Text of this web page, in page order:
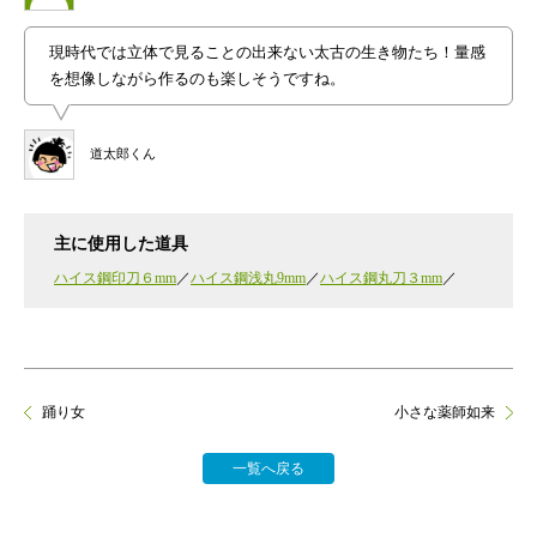
道太郎くん
現時代では立体で見ることの出来ない太古の生き物たち！量感
を想像しながら作るのも楽しそうですね。
主に使用した道具
ハイス鋼印刀６mm ハイス鋼浅丸9mm ハイス鋼丸刀３mm
踊り女
一覧へ戻る
小さな薬師如来